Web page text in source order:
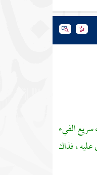
الفيء
، فذاك